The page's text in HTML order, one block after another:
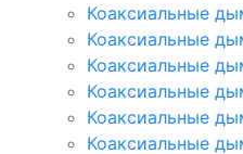
Коаксиальные
Коаксиальные
Коаксиальные
Коаксиальные
Коаксиальные
Коаксиальные